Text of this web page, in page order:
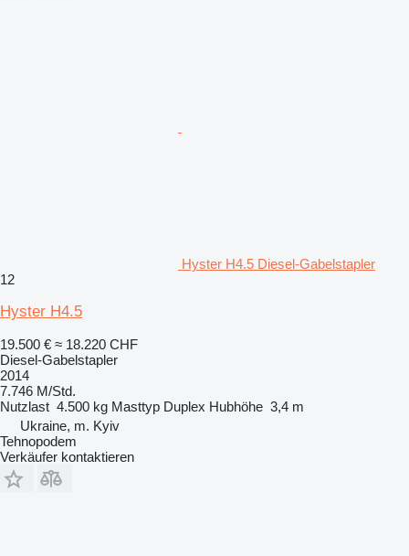
Hyster H4.5 Diesel-Gabelstapler
12
Hyster H4.5
19.500 € ≈ 18.220 CHF
Diesel-Gabelstapler
2014
7.746 M/Std.
Nutzlast 4.500 kg Masttyp Duplex Hubhöhe 3,4 m
Ukraine, m. Kyiv
Tehnopodem
Verkäufer kontaktieren